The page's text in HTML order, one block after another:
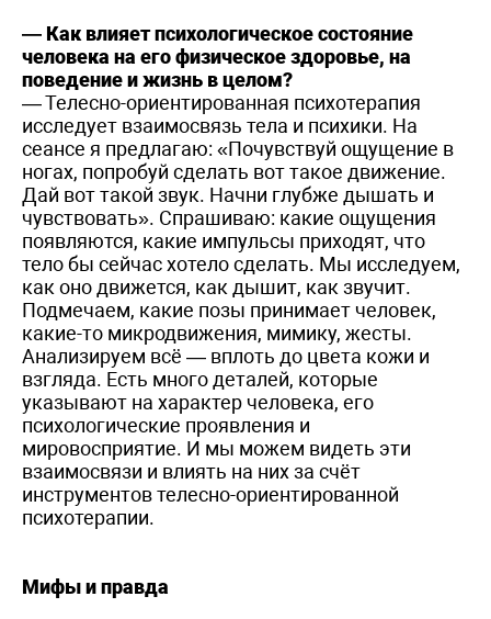
— Как влияет психологическое состояние
человека на его физическое здоровье, на
поведение и жизнь в целом?
— Телесно-ориентированная психотерапия
исследует взаимосвязь тела и психики. На
сеансе я предлагаю: «Почувствуй ощущение в
ногах, попробуй сделать вот такое движение.
Дай вот такой звук. Начни глубже дышать и
чувствовать». Спрашиваю: какие ощущения
появляются, какие импульсы приходят, что
тело бы сейчас хотело сделать. Мы исследуем,
как оно движется, как дышит, как звучит.
Подмечаем, какие позы принимает человек,
какие-то микродвижения, мимику, жесты.
Анализируем всё — вплоть до цвета кожи и
взгляда. Есть много деталей, которые
указывают на характер человека, его
психологические проявления и
мировосприятие. И мы можем видеть эти
взаимосвязи и влиять на них за счёт
инструментов телесно-ориентированной
психотерапии.
Мифы и правда